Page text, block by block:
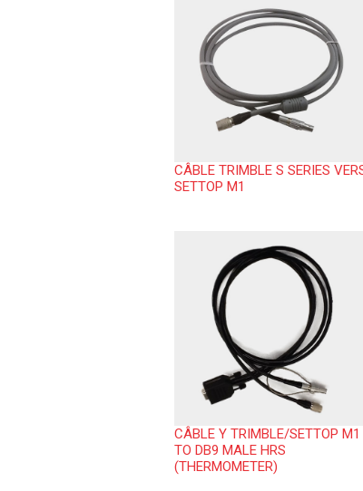
CÂBLE TRIMBLE S SERIES
SETTOP M1
CÂBLE Y TRIMBLE/SETTOP M1
TO DB9 MALE HRS
(THERMOMETER)